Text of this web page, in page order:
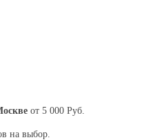
от 5 000 Руб.
на выбор.